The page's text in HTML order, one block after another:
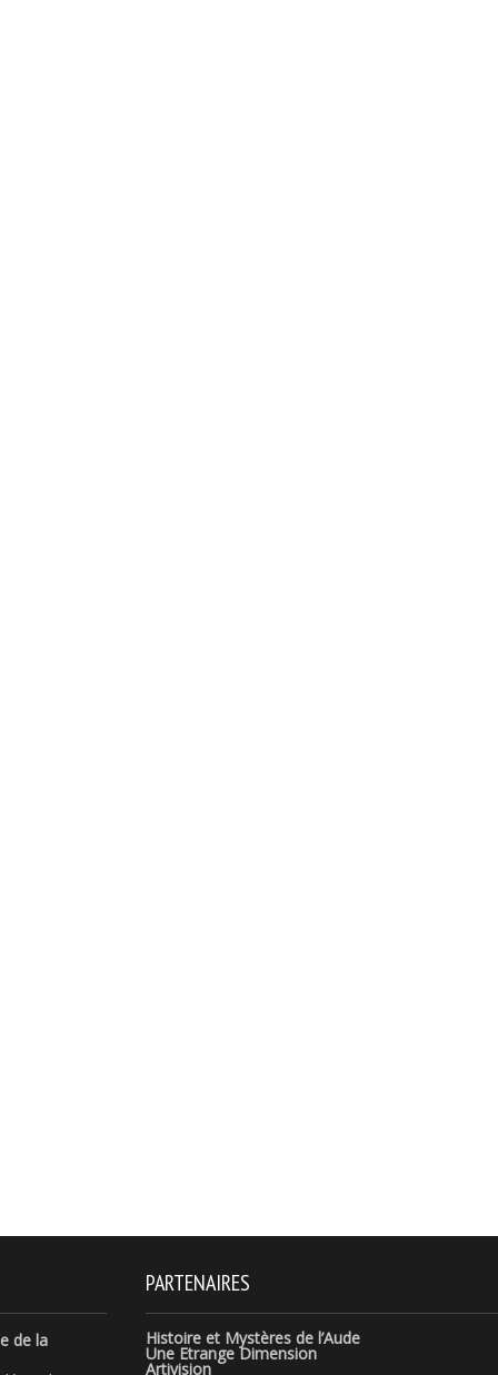
de la
PARTENAIRES
Histoire et Mystères de l’Aude
Une Etrange Dimension
Artivision